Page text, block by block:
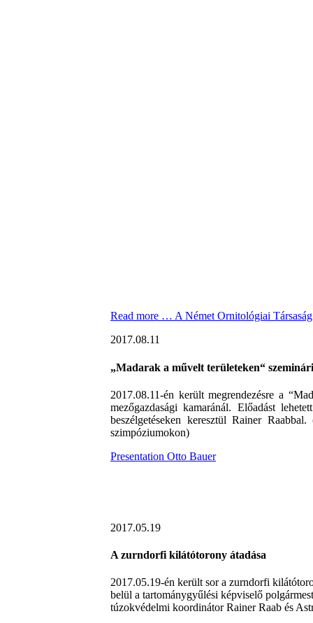
Read more … A Német Ornitológiai
2017.08.11
„Madarak a művelt területeken“
2017.08.11-én került megrendezésre a
mezőgazdasági kamaránál. Előadást
beszélgetéseken keresztül Rainer
szimpóziumokon)
Presentation Otto Bauer
2017.05.19
A zurndorfi kilátótorony átadása
2017.05.19-én került sor a zurndorfi
belül a tartománygyűlési képviselő
túzokvédelmi koordinátor Rainer Raab és